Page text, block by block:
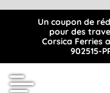
Un coupon de
pour des
Corsica Ferries
902515-